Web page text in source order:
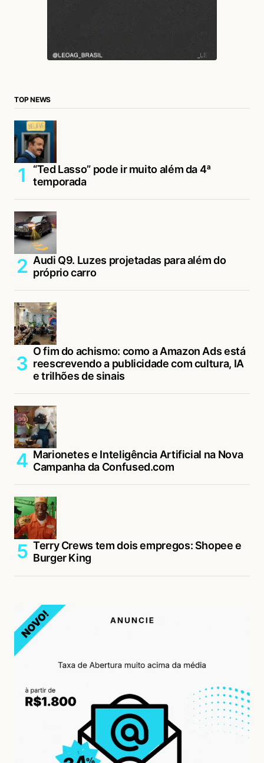
TOP NEWS
“Ted Lasso” pode ir muito além da 4ª
temporada
Audi Q9. Luzes projetadas para além do
próprio carro
O fim do achismo: como a Amazon Ads está
reescrevendo a publicidade com cultura, IA
e trilhões de sinais
Marionetes e Inteligência Artificial na Nova
Campanha da Confused.com
Terry Crews tem dois empregos: Shopee e
Burger King